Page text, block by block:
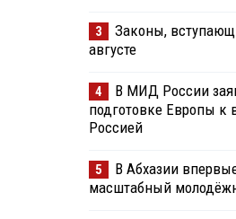
3
Законы,
августе
4
В МИД России
подготовке Европы к
Россией
5
В Абхазии
масштабный